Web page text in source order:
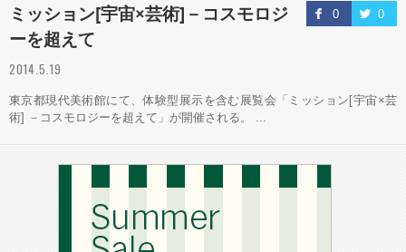
0 0
ミッション[宇宙×芸術]－コスモロジ
ーを超えて
2014.5.19
東京都現代美術館にて、体験型展示を含む展覧会「ミッション[宇宙×芸
術] －コスモロジーを超えて」が開催される。 ...